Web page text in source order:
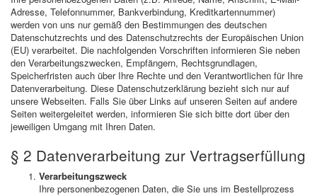
Adresse, Telefonnummer, Bankverbindung, Kreditkartennummer)
werden von uns nur gemäß den Bestimmungen des deutschen
Datenschutzrechts und des Datenschutzrechts der Europäischen Union
(EU) verarbeitet. Die nachfolgenden Vorschriften informieren Sie neben
den Verarbeitungszwecken, Empfängern, Rechtsgrundlagen,
Speicherfristen auch über Ihre Rechte und den Verantwortlichen für Ihre
Datenverarbeitung. Diese Datenschutzerklärung bezieht sich nur auf
unsere Webseiten. Falls Sie über Links auf unseren Seiten auf andere
Seiten weitergeleitet werden, informieren Sie sich bitte dort über den
jeweiligen Umgang mit Ihren Daten.
§ 2 Datenverarbeitung zur Vertragserfüllung
Verarbeitungszweck
Ihre personenbezogenen Daten, die Sie uns im Bestellprozess